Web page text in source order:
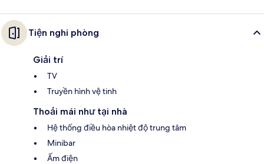
Tiện nghi phòng
Giải trí
TV
Truyền hình vệ tinh
Thoải mái như tại nhà
Hệ thống điều hòa nhiệt độ trung tâm
Minibar
Ấm điện